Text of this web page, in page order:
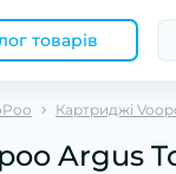
товарів
Картриджі
Argus